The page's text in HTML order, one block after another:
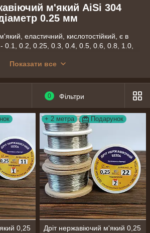
м'який AiSi 304
0.25 мм
еластичний, кислотостійкий, є в
- 0.1, 0.2, 0.25, 0.3, 0.4, 0.5, 0.6, 0.8, 1.0,
колір, з часом не тьмяніє і не
можна завантажити гуртовий бланк
його та надіслати на email:
діаметр натиснувши на
нього !!!
мм 0,25 мм 0,3 мм
0,4
0,6 мм 0,8 мм
1,0 мм
1,2 мм
2,0 мм
Показати все
0 Фільтри
0,25
+ 2 метра Подарунок
Дріт нержавіючий м'який 0,25